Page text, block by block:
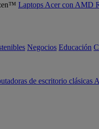
Laptops Acer con AMD
Negocios Educación
de escritorio clásicas